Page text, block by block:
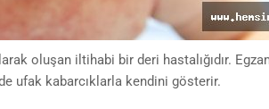
oluşan iltihabi bir deri hastalığıdır.
ufak kabarcıklarla kendini gösterir.